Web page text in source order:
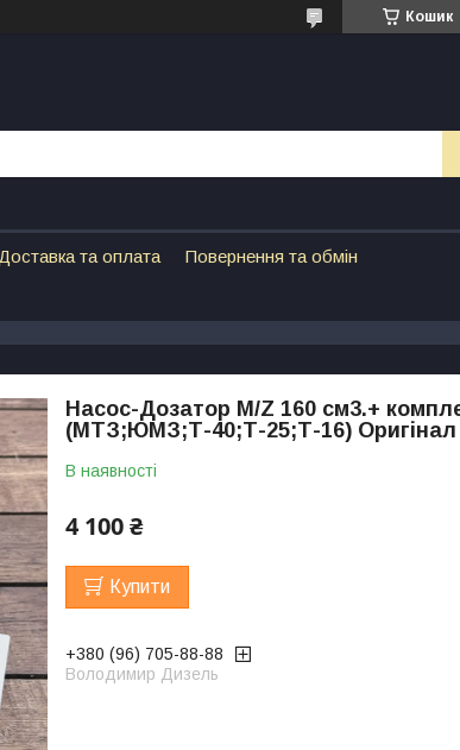
Кошик
Доставка та оплата Повернення та обмін
Насос-Дозатор M/Z 160 см3.+
(МТЗ;ЮМЗ;Т-40;Т-25;Т-16) Оригінал
В наявності
4 100 ₴
Купити
+380 (96) 705-88-88
Володимир Дизель